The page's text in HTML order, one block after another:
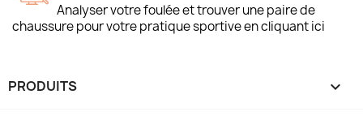
Analyser votre foulée et trouver une paire de
chaussure pour votre pratique sportive en cliquant ici
PRODUITS 